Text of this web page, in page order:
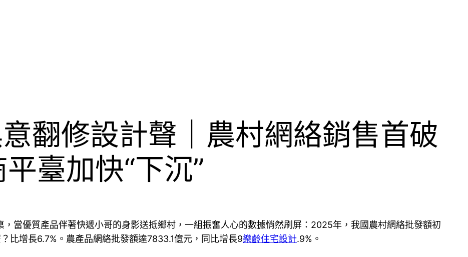
翻修設計聲｜農村網絡銷售首破
臺加快“下沉”
當優質產品伴著快遞小哥的身影送抵鄉村，一組振奮人心的數據悄然刷屏：2025年，我國農村網絡批發額初
比增長6.7%。農產品網絡批發額達7833.1億元，同比增長9樂齡住宅設計.9%。